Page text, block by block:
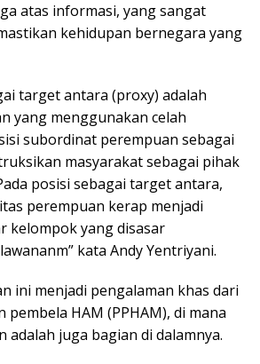
atas informasi, yang sangat
kehidupan bernegara yang
target antara (proxy) adalah
yang menggunakan celah
subordinat perempuan sebagai
masyarakat sebagai pihak
posisi sebagai target antara,
perempuan kerap menjadi
kelompok yang disasar
kata Andy Yentriyani.
ini menjadi pengalaman khas dari
HAM (PPHAM), di mana
adalah juga bagian di dalamnya.